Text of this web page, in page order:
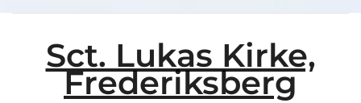
Sct. Lukas Kirke,
Frederiksberg